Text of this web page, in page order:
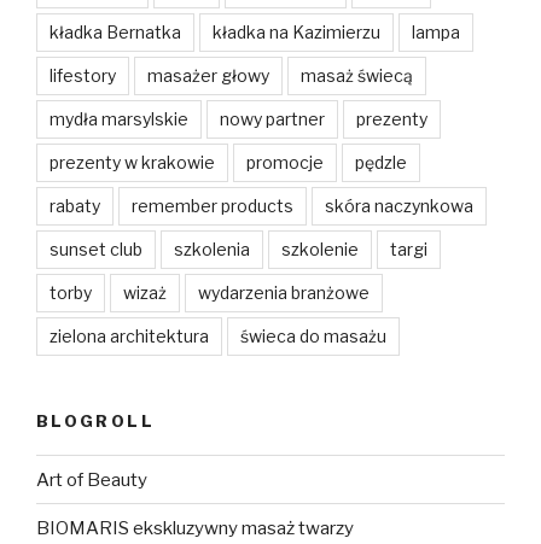
kładka Bernatka kładka na Kazimierzu lampa
lifestory masażer głowy masaż świecą
mydła marsylskie nowy partner prezenty
prezenty w krakowie promocje pędzle
rabaty remember products skóra naczynkowa
sunset club szkolenia szkolenie targi
torby wizaż wydarzenia branżowe
zielona architektura świeca do masażu
BLOGROLL
Art of Beauty
BIOMARIS ekskluzywny masaż twarzy